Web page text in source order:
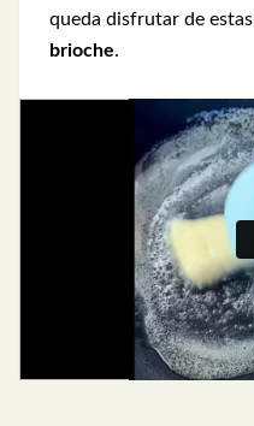
queda disfrutar de estas
brioche.